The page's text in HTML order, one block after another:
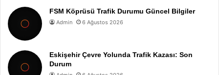
FSM Köprüsü Trafik Durumu Güncel Bilgiler
Admin 6 Ağustos 2026
Eskişehir Çevre Yolunda Trafik Kazası: Son
Durum